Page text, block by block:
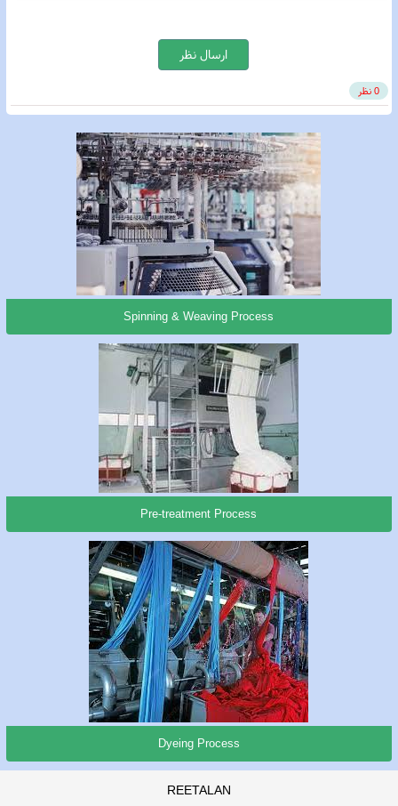
Spinning & Weaving Process
Pre-treatment Process
Dyeing Process
ارسال نظر
0 نظر
REETALAN